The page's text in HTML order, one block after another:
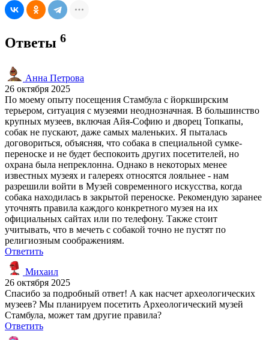
Ответы 6
Анна Петрова
26 октября 2025
По моему опыту посещения Стамбула с йоркширским
терьером, ситуация с музеями неоднозначная. В большинство
крупных музеев, включая Айя-Софию и дворец Топкапы,
собак не пускают, даже самых маленьких. Я пыталась
договориться, объясняя, что собака в специальной сумке-
переноске и не будет беспокоить других посетителей, но
охрана была непреклонна. Однако в некоторых менее
известных музеях и галереях относятся лояльнее - нам
разрешили войти в Музей современного искусства, когда
собака находилась в закрытой переноске. Рекомендую заранее
уточнять правила каждого конкретного музея на их
официальных сайтах или по телефону. Также стоит
учитывать, что в мечеть с собакой точно не пустят по
религиозным соображениям.
Ответить
Михаил
26 октября 2025
Спасибо за подробный ответ! А как насчет археологических
музеев? Мы планируем посетить Археологический музей
Стамбула, может там другие правила?
Ответить